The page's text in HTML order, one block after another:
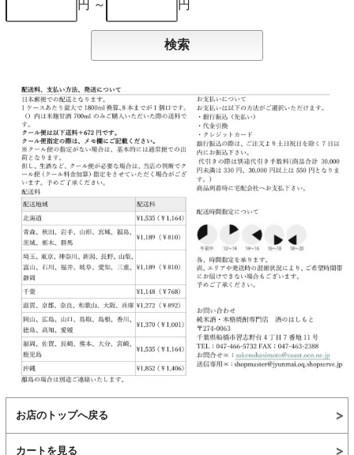
円 ～
円
お店のトップへ戻る
カートを見る